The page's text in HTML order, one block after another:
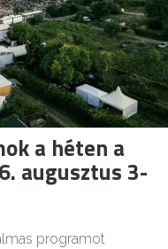
a héten a
augusztus 3-
programot